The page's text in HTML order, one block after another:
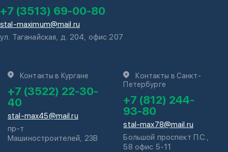
+7 (3513) 69-00-80
stal-maximum@mail.ru
ул. Таганайская, д. 204, офис 207
Контакты в Кургане
+7 (3522) 22-30-
40
stal-max45@mail.ru
пр-т
Машиностроителей, 23В
Контакты в Санкт-
Петербурге
+7 (812) 244-
93-80
stal-max78@mail.ru
Большой проспект П.С.,
58 офис 5-11